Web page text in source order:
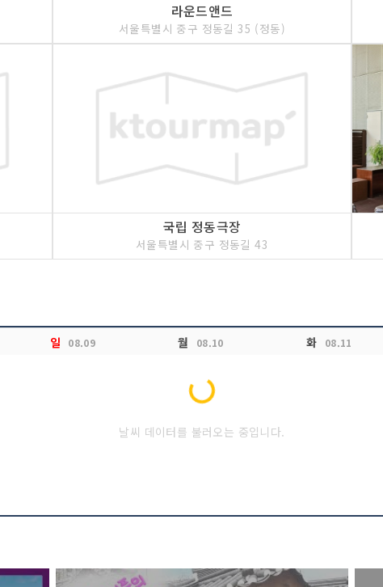
라운드앤드
서울특별시 중구 정동길 35 (정동)
국립 정동극장
서울특별시 중구 정동길 43
일 08.09 월 08.10 화 08.11
Loading...
날씨 데이터를 불러오는 중입니다.